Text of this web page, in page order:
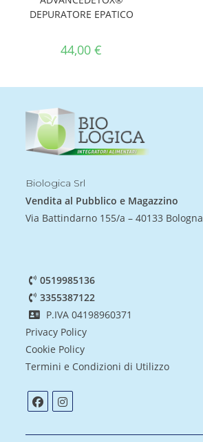
DEPURATORE EPATICO
44,00€
Biologica Srl
Vendita al Pubblico e Magazzino
Via Battindarno 155/a – 40133 Bologna
0519985136
3355387122
P.IVA 04198960371
Privacy Policy
Cookie Policy
Termini e Condizioni di Utilizzo